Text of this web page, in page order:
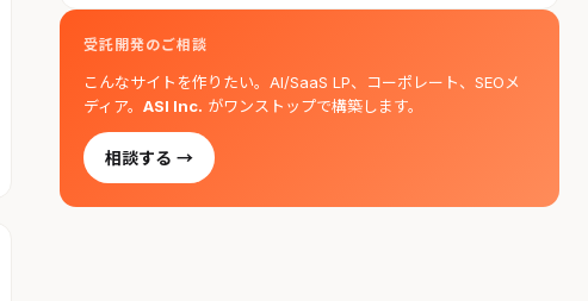
受託開発のご相談
こんなサイトを作りたい。AI/SaaS LP、コーポレート、SEOメ
ディア。ASI Inc. がワンストップで構築します。
相談する →